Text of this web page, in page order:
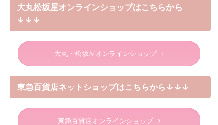
大丸松坂屋オンラインショップはこちらから
↓↓↓
大丸・松坂屋オンラインショップ
東急百貨店ネットショップはこちらから↓↓↓
東急百貨店オンラインショップ